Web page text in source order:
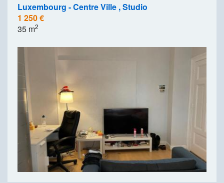
Luxembourg - Centre Ville , Studio
1 250 €
35 m2